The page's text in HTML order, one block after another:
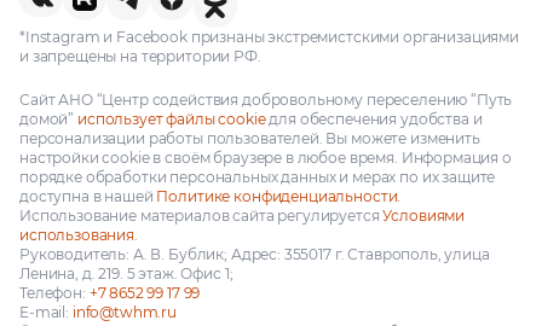
*Instagram и Facebook признаны экстремистскими организациями
и запрещены на территории РФ.
Сайт АНО “Центр содействия добровольному переселению “Путь
домой” использует файлы cookieдля обеспечения удобства и
персонализации работы пользователей. Вы можете изменить
настройки cookie в своём браузере в любое время. Информация о
порядке обработки персональных данных и мерах по их защите
доступна в нашей Политике конфиденциальности.
Использование материалов сайта регулируетсяУсловиями
использования.
Руководитель: А. В. Бублик; Адрес: 355017 г. Ставрополь, улица
Ленина, д. 219. 5 этаж. Офис 1;
Телефон: +7 8652 99 17 99
E-mail: info@twhm.ru